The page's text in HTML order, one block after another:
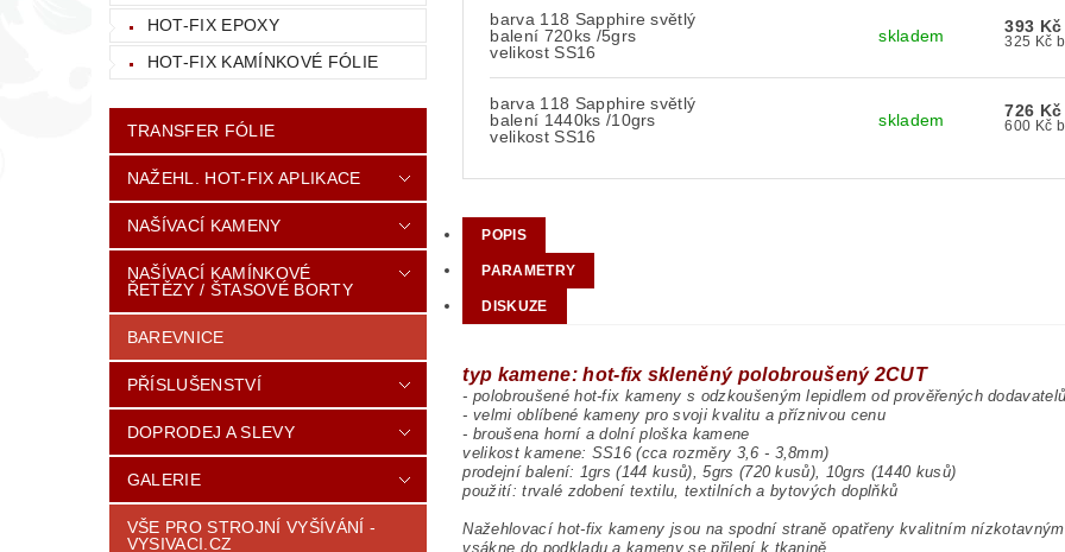
HOT-FIX EPOXY
HOT-FIX KAMÍNKOVÉ FÓLIE
TRANSFER FÓLIE
NAŽEHL. HOT-FIX APLIKACE
NAŠÍVACÍ KAMENY
NAŠÍVACÍ KAMÍNKOVÉ
ŘETĚZY / ŠTASOVÉ BORTY
BAREVNICE
PŘÍSLUŠENSTVÍ
DOPRODEJ A SLEVY
GALERIE
VŠE PRO STROJNÍ VYŠÍVÁNÍ -
VYSIVACI.CZ
barva 118 Sapphire světlý
balení 720ks /5grs
velikost SS16
skladem 393 Kč
barva 118 Sapphire světlý
balení 1440ks /10grs
velikost SS16
skladem 726 Kč
POPIS
PARAMETRY
DISKUZE
typ kamene: hot-fix skleněný polobroušený 2CUT
- polobroušené hot-fix kameny s odzkoušeným lepidlem od prověřených
- velmi oblíbené kameny pro svoji kvalitu a příznivou cenu
- broušena horní a dolní ploška kamene
velikost kamene: SS16 (cca rozměry 3,6 - 3,8mm)
prodejní balení: 1grs (144 kusů), 5grs (720 kusů), 10grs (1440 kusů)
použití: trvalé zdobení textilu, textilních a bytových doplňků
Nažehlovací hot-fix kameny jsou na spodní straně opatřeny kvalitním
vsákne do podkladu a kameny se přilepí k tkanině.